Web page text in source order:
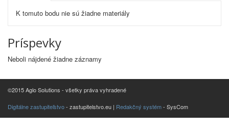
K tomuto bodu nie sú žiadne materiály
Príspevky
Neboli nájdené žiadne záznamy
©2015 Aglo Solutions - všetky práva vyhradené
Digitálne zastupiteľstvo- zastupitelstvo.eu | Redakčný systém- SysCom